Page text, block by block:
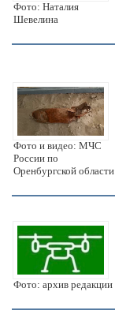
Фото: Наталия
Шевелина
Фото и видео: МЧС
России по
Оренбургской области
Фото: архив редакции